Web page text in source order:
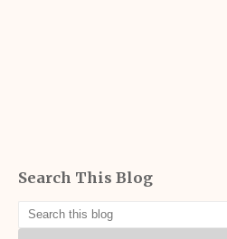
Search This Blog